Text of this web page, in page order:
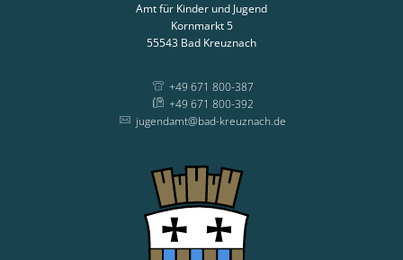
Amt für Kinder und Jugend
Kornmarkt 5
55543 Bad Kreuznach
+49 671 800-387
+49 671 800-392
jugendamt@bad-kreuznach.de